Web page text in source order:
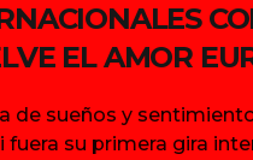
EL AMOR
de sueños y
fuera su primera gira